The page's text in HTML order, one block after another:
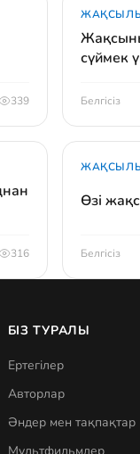
339
сүймек
Белгісіз
316
Өзі
Белгісіз
БІЗ ТУРАЛЫ
Ертегілер
Авторлар
Әндер мен тақпақтар